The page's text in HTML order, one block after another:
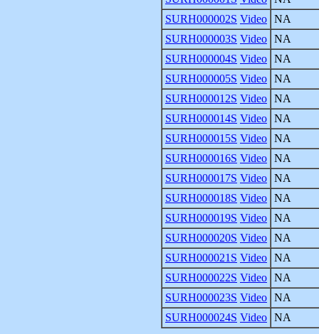
SURH000002S Video NA
SURH000003S Video NA
SURH000004S Video NA
SURH000005S Video NA
SURH000012S Video NA
SURH000014S Video NA
SURH000015S Video NA
SURH000016S Video NA
SURH000017S Video NA
SURH000018S Video NA
SURH000019S Video NA
SURH000020S Video NA
SURH000021S Video NA
SURH000022S Video NA
SURH000023S Video NA
SURH000024S Video NA